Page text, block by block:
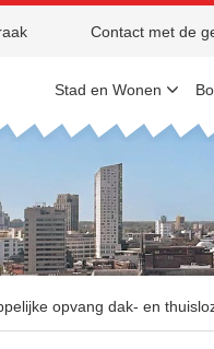
Contact met de
Stad en Wonen
opvang dak- en